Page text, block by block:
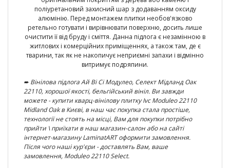
поліуретановий захисний шар з додаванням оксиду
алюмінію. Перед монтажем плитки необов'язково
ретельно готувати і вирівнювати поверхню, досить лише
очистити її від бруду і сміття. Данна підлога є незамінною в
житлових і комерційних приміщеннях, а також там, де є
тварини, так як не накопичує неприємні запахи і відмінно
витримує подряпини.
➨ Вінілова підлога Ай Ві Сі Модулео, Селект Мідланд Оак
22110, хорошої якості, бельгійський вініл. Ви завжди
можете - купити кварц-вінілову плиткуIvc Moduleo 22110
Midland Oakв Києві, в наш час покупка стала простіше,
технології не стоять на місці, Вам для покупки потрібно
прийти \ приїхати в наш магазин-салон або на сайті
інтернет-магазину LaminatARTоформити замовлення.
Після чого наші кур'єри - доставлять Вам, ваше
замовлення, Moduleo 22110 Select.